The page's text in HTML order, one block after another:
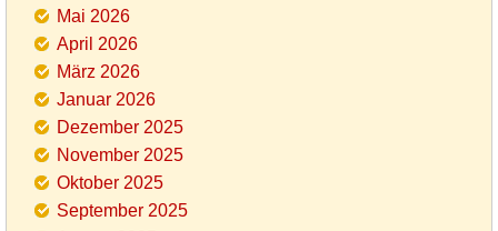
Mai 2026
April 2026
März 2026
Januar 2026
Dezember 2025
November 2025
Oktober 2025
September 2025